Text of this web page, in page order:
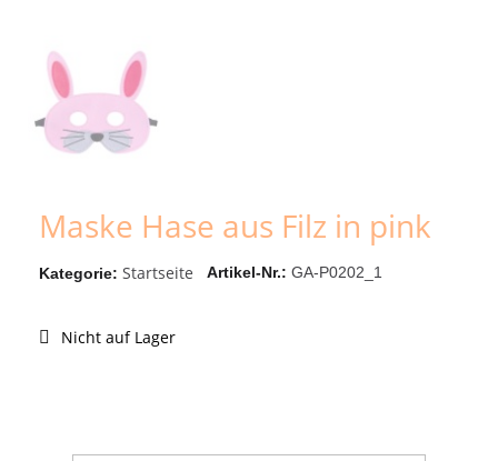
Maske Hase aus Filz in pink
Kategorie Startseite Artikel-Nr. GA-P0202_1
Nicht auf Lager